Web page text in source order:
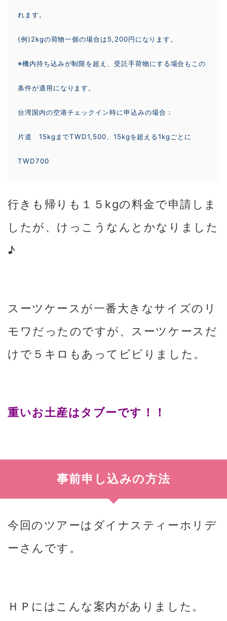
れます。
(例)2kgの荷物一個の場合は5,200円になります。
※機内持ち込みが制限を超え、受託手荷物にする場合もこの
条件が適用になります。
台湾国内の空港チェックイン時に申込みの場合：
片道 15kgまでTWD1,500、15kgを超える1kgごとに
TWD700
行きも帰りも１５kgの料金で申請しま
したが、けっこうなんとかなりました
♪
スーツケースが一番大きなサイズのリ
モワだったのですが、スーツケースだ
けで５キロもあってビビりました。
重いお土産はタブーです！！
事前申し込みの方法
今回のツアーはダイナスティーホリデ
ーさんです。
ＨＰにはこんな案内がありました。